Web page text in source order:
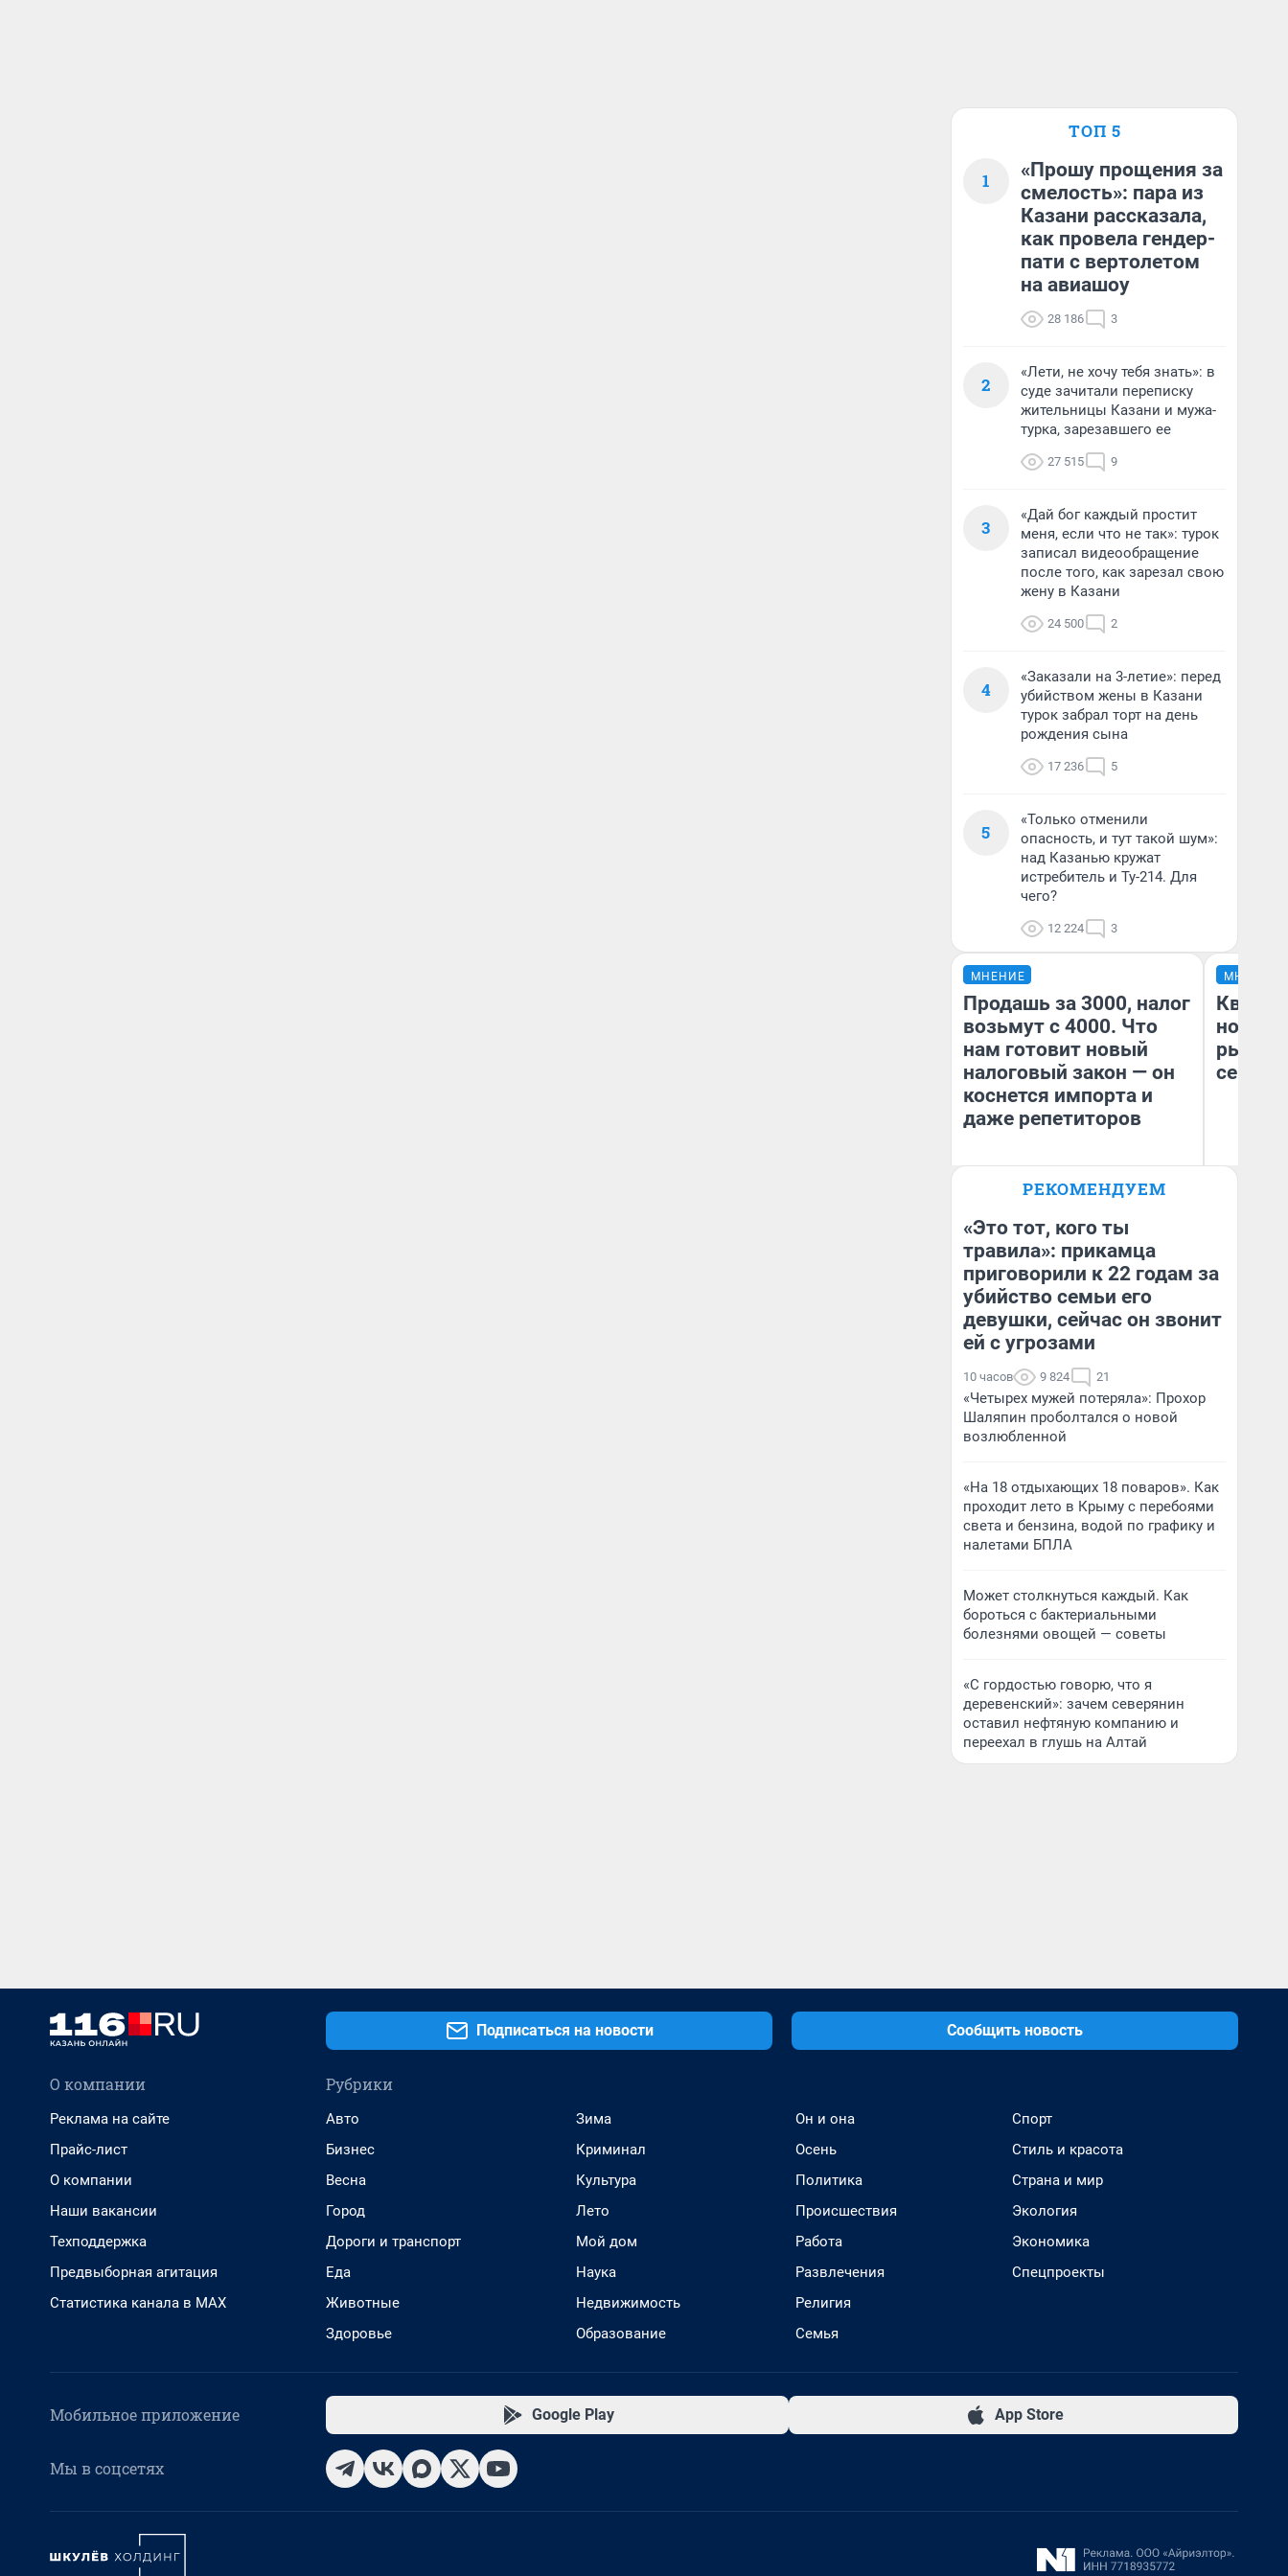
ТОП 5
1
«Прошу прощения за
смелость»: пара из
Казани рассказала,
как провела гендер-
пати с вертолетом
на авиашоу
28 186 3
2
«Лети, не хочу тебя знать»: в
суде зачитали переписку
жительницы Казани и мужа-
турка, зарезавшего ее
27 515 9
3
«Дай бог каждый простит
меня, если что не так»: турок
записал видеообращение
после того, как зарезал свою
жену в Казани
24 500 2
4
«Заказали на 3-летие»: перед
убийством жены в Казани
турок забрал торт на день
рождения сына
17 236 5
5
«Только отменили
опасность, и тут такой шум»:
над Казанью кружат
истребитель и Ту-214. Для
чего?
12 224 3
МНЕНИЕ
Продашь за 3000, налог
возьмут с 4000. Что
нам готовит новый
налоговый закон — он
коснется импорта и
даже репетиторов
Анастасия Завгородняя
МНЕНИЕ
но
рынок
РЕКОМЕНДУЕМ
«Это тот, кого ты
травила»: прикамца
приговорили к 22 годам за
убийство семьи его
девушки, сейчас он звонит
ей с угрозами
10 часов 9 824 21
«Четырех мужей потеряла»: Прохор
Шаляпин проболтался о новой
возлюбленной
«На 18 отдыхающих 18 поваров». Как
проходит лето в Крыму с перебоями
света и бензина, водой по графику и
налетами БПЛА
Может столкнуться каждый. Как
бороться с бактериальными
болезнями овощей — советы
«С гордостью говорю, что я
деревенский»: зачем северянин
оставил нефтяную компанию и
переехал в глушь на Алтай
Подписаться на новости Сообщить новость
О компании
Реклама на сайте
Прайс-лист
О компании
Наши вакансии
Техподдержка
Предвыборная агитация
Статистика канала в MAX
Рубрики
Авто
Бизнес
Весна
Город
Дороги и транспорт
Еда
Животные
Здоровье
Зима
Криминал
Культура
Лето
Мой дом
Наука
Недвижимость
Образование
Он и она
Осень
Политика
Происшествия
Работа
Развлечения
Религия
Семья
Спорт
Стиль и красота
Страна и мир
Экология
Экономика
Спецпроекты
Мобильное приложение Google Play App Store
Мы в соцсетях